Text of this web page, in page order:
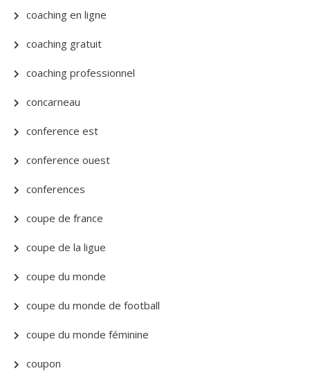
coaching en ligne
coaching gratuit
coaching professionnel
concarneau
conference est
conference ouest
conferences
coupe de france
coupe de la ligue
coupe du monde
coupe du monde de football
coupe du monde féminine
coupon